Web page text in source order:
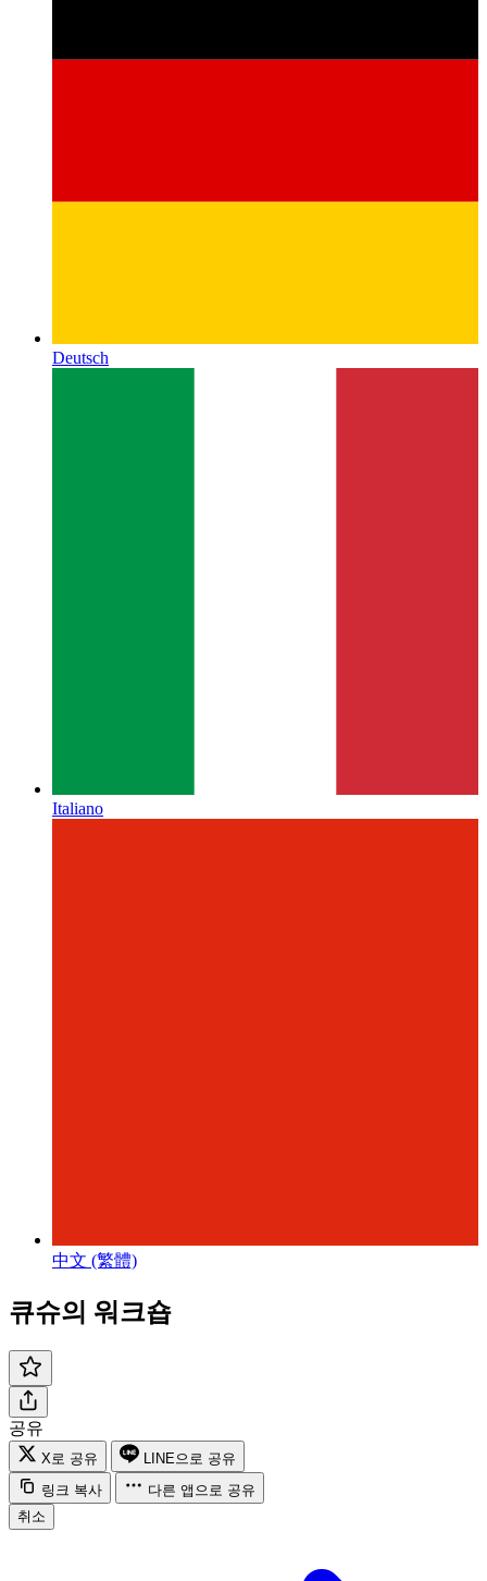
Deutsch
Italiano
中文 (繁體)
큐슈의 워크숍
공유
X로 공유
LINE으로 공유
링크 복사
다른 앱으로 공유
취소